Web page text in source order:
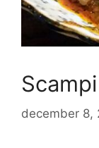
december 8,